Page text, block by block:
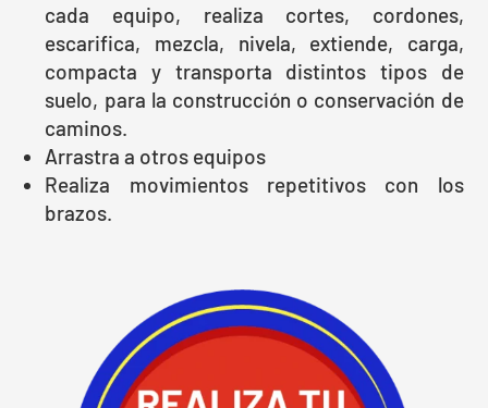
cada equipo, realiza cortes, cordones,
escarifica, mezcla, nivela, extiende, carga,
compacta y transporta distintos tipos de
suelo, para la construcción o conservación de
caminos.
Arrastra a otros equipos
Realiza movimientos repetitivos con los
brazos.